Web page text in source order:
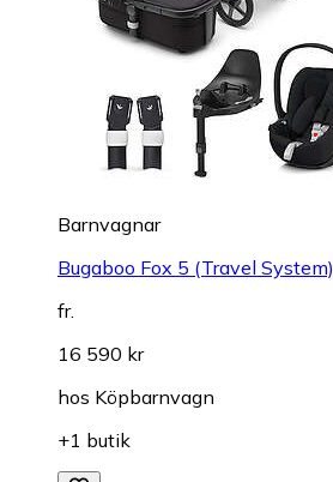
Barnvagnar
Bugaboo Fox 5 (Travel System)
fr.
16 590 kr
hos Köpbarnvagn
+1 butik